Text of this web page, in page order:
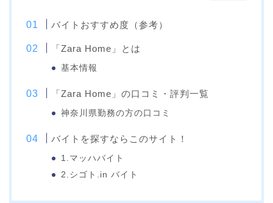
バイトおすすめ度（参考）
「Zara Home」とは
基本情報
「Zara Home」の口コミ・評判一覧
神奈川県勤務の方の口コミ
バイトを探すならこのサイト！
1.マッハバイト
2.シゴト.in バイト